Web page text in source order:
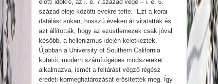
előtti időkre, az i. e. 7.század vége – i. e. 6.
század eleje közötti évekre tette. Ezt a korai
datálást sokan, hosszú éveken át vitatatták és
azt állították, hogy az ezüstlemezek csak jóval
később, a hellenizmus idején keletkeztek.
Újabban a University of Southern California
kutatói, modern számítógépes módszereket
alkalmazva, ismét a feltárást végző régész
eredeti kormeghatározását erősítették meg. Így